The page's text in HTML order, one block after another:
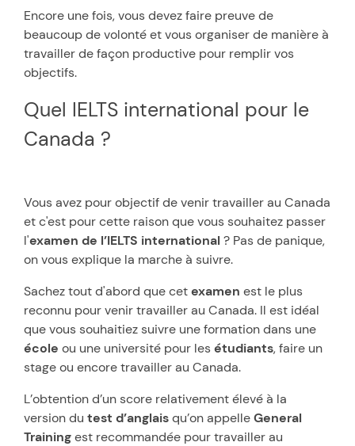
Encore une fois, vous devez faire preuve de
beaucoup de volonté et vous organiser de manière à
travailler de façon productive pour remplir vos
objectifs.
Quel IELTS international pour le
Canada ?
Vous avez pour objectif de venir travailler au Canada
et c'est pour cette raison que vous souhaitez passer
l'examen de l’IELTS international ? Pas de panique,
on vous explique la marche à suivre.
Sachez tout d'abord que cetexamen est le plus
reconnu pour venir travailler au Canada. Il est idéal
que vous souhaitiez suivre une formation dans une
école ou une université pour lesétudiants, faire un
stage ou encore travailler au Canada.
L’obtention d’un score relativement élevé à la
version du test d’anglaisqu’on appelleGeneral
Trainingest recommandée pour travailler au